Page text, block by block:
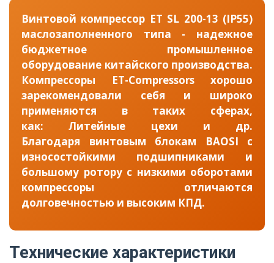
Винтовой компрессор ET SL 200-13 (IP55)
маслозаполненного типа - надежное
бюджетное промышленное
оборудование китайского производства.
Компрессоры ET-Compressors хорошо
зарекомендовали себя и широко
применяются в таких сферах,
как: Литейные цехи и др.
Благодаря винтовым блокам BAOSI с
износостойкими подшипниками и
большому ротору с низкими оборотами
компрессоры отличаются
долговечностью и высоким КПД.
Технические характеристики